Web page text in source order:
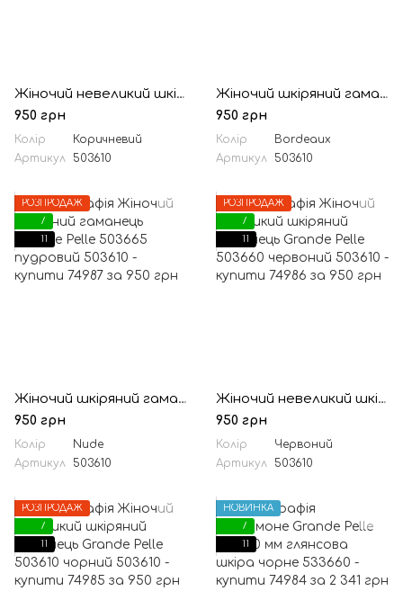
Жіночий невеликий шкіряний гаманець Grande Pelle 503620
950 грн
Колір
Коричневий
Артикул
503610
Жіночий шкіряний гаманець невеликий Grande Pelle 503661 бордовий
950 грн
Колір
Bordeaux
Артикул
503610
РОЗПРОДАЖ
7
11
Жіночий шкіряний гаманець Grande Pelle 503665 пудровий
950 грн
Колір
Nude
Артикул
503610
РОЗПРОДАЖ
7
11
Жіночий невеликий шкіряний гаманець Grande Pelle 503660 червоний
950 грн
Колір
Червоний
Артикул
503610
РОЗПРОДАЖ
7
11
НОВИНКА
7
11